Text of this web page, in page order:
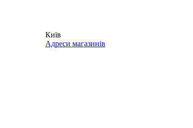
Київ
Адреси магазинів